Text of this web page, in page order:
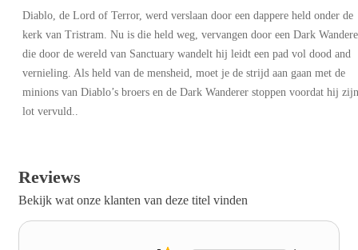
Diablo, de Lord of Terror, werd verslaan door een dappere held onder de
kerk van Tristram. Nu is die held weg, vervangen door een Dark
die door de wereld van Sanctuary wandelt hij leidt een pad vol dood and
vernieling. Als held van de mensheid, moet je de strijd aan gaan met de
minions van Diablo’s broers en de Dark Wanderer stoppen voordat hij zijn
lot vervuld..
Reviews
Bekijk wat onze klanten van deze titel vinden